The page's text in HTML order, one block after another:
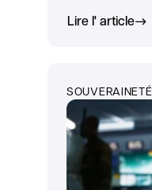
Lire l' article
SOUVERAINETÉ